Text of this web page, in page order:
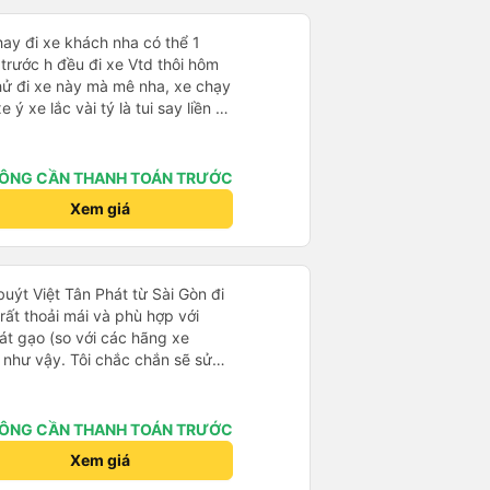
đi xe khách nha có thể 1
h đều đi xe Vtd thôi hôm
đi xe này mà mê nha, xe chạy
ý xe lắc vài tý là tui say liền à
thậm chí gần nữa đoạn đg tui
đy máy lạnh mở như mùa
ấm lắm má ko hôi ko ngứa
chăn mỏng điều hòa lạnh đắp
luôn 😭 nhưng bù lại thì
mắc hơn những xe khác,
như xe này cũng bị phản
kết giá rẻ, wc (có nước), chăn
nhưng giường bé, vé ăn nhích
vụ vé ko tốt nhưng tui
tuỵt zời sau này sẽ là
CẦN THANH TOÁN TRƯỚC
Xem giá
Việt Tân Phát từ Sài Gòn đi
thoải mái và phù hợp với
gạo (so với các hãng xe
vậy. Tôi chắc chắn sẽ sử
CẦN THANH TOÁN TRƯỚC
Xem giá